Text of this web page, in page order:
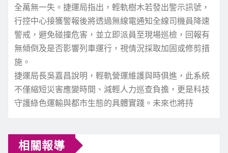
全萬無一失。捷運局指出，輕軌樹木若發出警示訊號，
行控中心接獲警報後將透過無線電通知全線司機員降速
警戒，避免碰撞危害，並立即派員至現場巡檢，回報有
無傾倒及是否影響列車運行，視情況採取加固或修剪措
施。
捷運局長吳嘉昌說明，輕軌營運維護與時俱進，此系統
不僅縮短災害應變時間、減輕人力巡查負擔，更是科技
守護綠色運輸與都市生態的具體實踐。未來也將持
相關報導